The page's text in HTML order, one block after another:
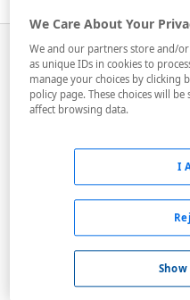
Palace Frederico Hotel
A menos de 350
Acceso personas
We Care About Your
We and our partners store and/
as unique IDs in cookies to
manage your choices by clicking
policy page. These choices will
affect browsing data.
I